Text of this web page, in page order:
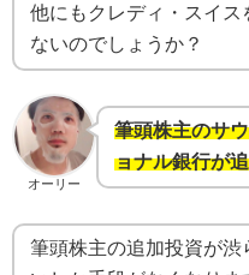
他にもクレディ・スイス
ないのでしょうか？
オーリー
筆頭株主のサ
ョナル銀行が
筆頭株主の追加投資が渋